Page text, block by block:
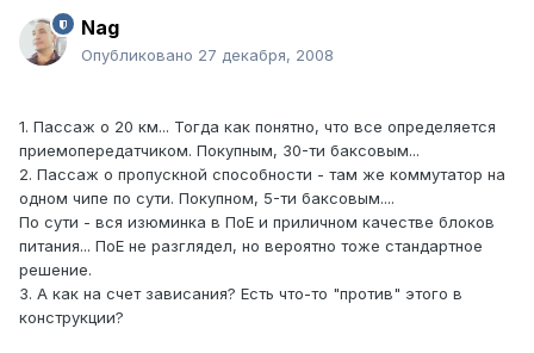
Nag
Опубликовано 27 декабря, 2008
1. Пассаж о 20 км... Тогда как понятно, что все определяется
приемопередатчиком. Покупным, 30-ти баксовым...
2. Пассаж о пропускной способности - там же коммутатор на
одном чипе по сути. Покупном, 5-ти баксовым....
По сути - вся изюминка в ПоЕ и приличном качестве блоков
питания... ПоЕ не разглядел, но вероятно тоже стандартное
решение.
3. А как на счет зависания? Есть что-то "против" этого в
конструкции?